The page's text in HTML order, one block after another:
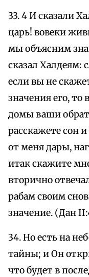
33. 4 И сказали
царь! вовеки
мы объясним
сказал Халдеям:
если вы не
значения его, то
домы ваши
расскажете сон
от меня дары,
итак скажите
вторично
рабам своим
значение. (Дан
34. Но есть на
тайны; и Он
что будет в